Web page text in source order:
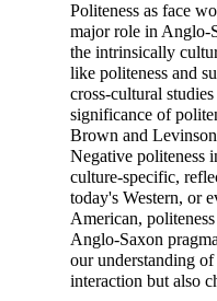
Politeness as face
major role in Anglo-
the intrinsically
like politeness and
cross-cultural
significance of
Brown and
Negative politeness
culture-specific,
today's Western, or
American,
Anglo-Saxon
our understanding
interaction but also